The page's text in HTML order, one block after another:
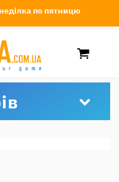
по пятницю